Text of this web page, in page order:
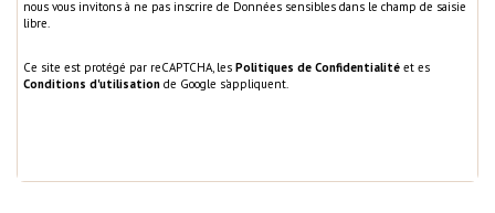
nous vous invitons à ne pas inscrire de Données sensibles dans le champ de saisie
libre.
Ce site est protégé par reCAPTCHA, les Politiques de Confidentialité et es
Conditions d'utilisation de Google s'appliquent.